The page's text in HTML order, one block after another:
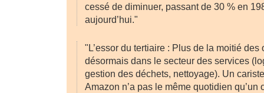
cessé de diminuer, passant de 30 % en
aujourd’hui."
"L’essor du tertiaire : Plus de la moitié
désormais dans le secteur des services
gestion des déchets, nettoyage). Un
Amazon n’a pas le même quotidien qu’un